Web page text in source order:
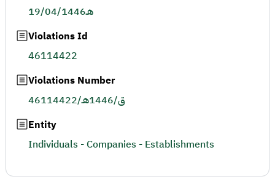
19/04/1446هـ
Violations Id
46114422
Violations Number
46114422/ق/1446هـ
Entity
Individuals - Companies - Establishments